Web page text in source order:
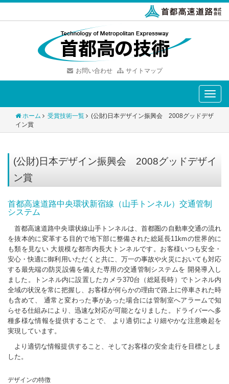
お問い合わせ サイトマップ
Toggle
ホーム 受賞技術一覧
(公財)日本デザイン振興会 2008グッドデザ
イン賞
(公財)日本デザイン振興会 2008グッドデザイ
ン賞
首都高速道路中央環状新宿線（山手トンネル）交通管制
システム
首都高速道路中央環状線山手トンネルは、首都圏の自動車交通の流れ
を抜本的に変革する目的で地下部に整備された総延長11kmの世界的に
も類を見ない 大規模な都市内長大トンネルです。お客様いつも安全・
安心・快適に御利用いただくと共に、万一の事故や火災においても対応
する最先端の防災設備を備えた専用の交通管制システムを 開発導入し
ました。トンネル内に設置したカメラ370台（総延長時）でトンネル内
全域の状況を常に把握し、お客様が何らかの理由で路上に停車された時
も含めて、 通常と変わった事があった場合には管制室へアラームで知
らせる仕組みにより、迅速な対応が可能となりました。ドライバーへ多
種多様な情報を提供することで、 より適切により細やかな注意喚起を
実現しています。
より適切な情報提供すること、そしてお客様の安全走行を目標としま
した。
デザインの特徴